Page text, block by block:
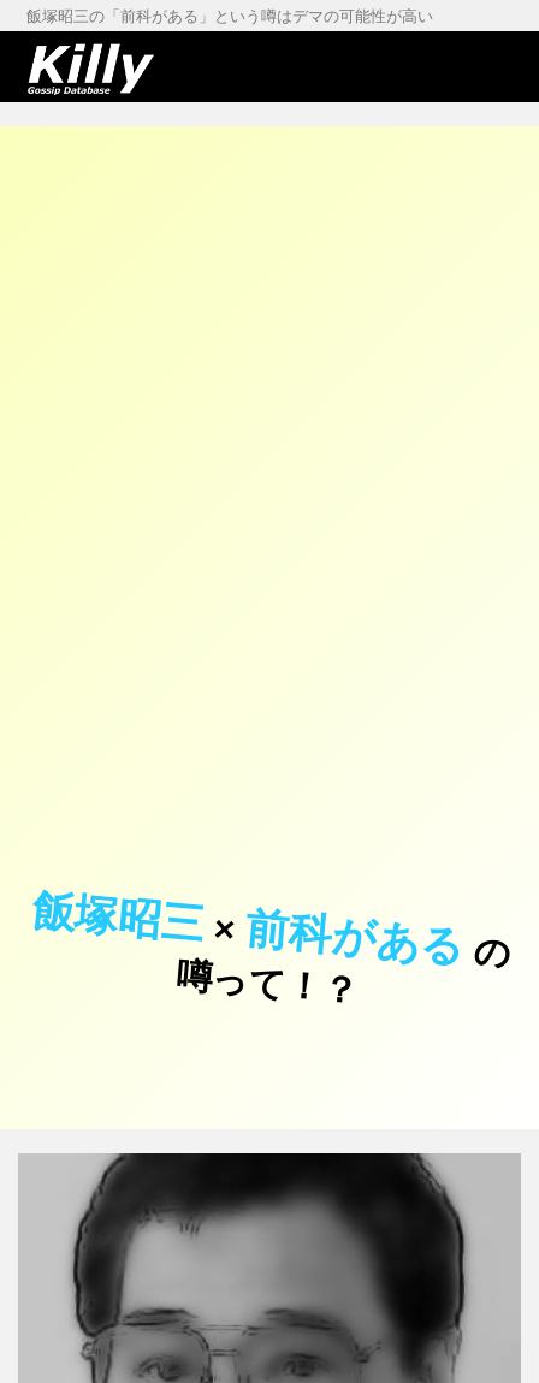
飯塚昭三の「前科がある」という噂はデマの可能性が高い
飯塚昭三×前科がある の
噂
っ
て
！
？